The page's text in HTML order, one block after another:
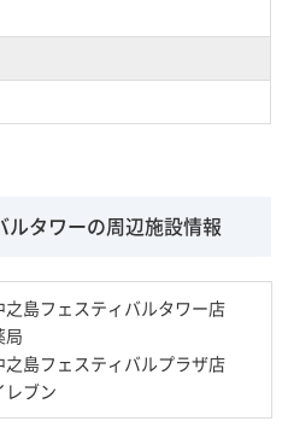
ルタワーの周辺施設情報
之島フェスティバルタワー店
局
之島フェスティバルプラザ店
ブン